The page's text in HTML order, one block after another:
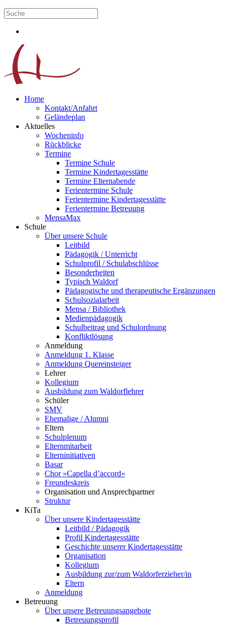
Home
Kontakt/Anfahrt
Geländeplan
Aktuelles
Wocheninfo
Rückblicke
Termine
Termine Schule
Termine Kindertagesstätte
Termine Elternabende
Ferientermine Schule
Ferientermine Kindertagesstätte
Ferientermine Betreuung
MensaMax
Schule
Über unsere Schule
Leitbild
Pädagogik / Unterricht
Schulprofil / Schulabschlüsse
Besonderheiten
Typisch Waldorf
Pädagogische und therapeutische Ergänzungen
Schulsozialarbeit
Mensa / Bibliothek
Medienpädagogik
Schulbeitrag und Schulordnung
Konfliktlösung
Anmeldung
Anmeldung 1. Klasse
Anmeldung Quereinsteiger
Lehrer
Kollegium
Ausbildung zum Waldorflehrer
Schüler
SMV
Ehemalige / Alumni
Eltern
Schulplenum
Elternmitarbeit
Elterninitiativen
Basar
Chor »Capella d’accord«
Freundeskreis
Organisation und Ansprechpartner
Struktur
KiTa
Über unsere Kindertagesstätte
Leitbild / Pädagogik
Profil Kindertagesstätte
Geschichte unserer Kindertagesstätte
Organisation
Kollegium
Ausbildung zur/zum Waldorferzieher/in
Eltern
Anmeldung
Betreuung
Über unsere Betreuungsangebote
Betreuungsprofil